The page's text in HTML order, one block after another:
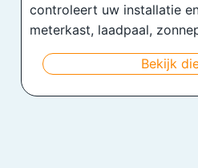
controleert uw installatie
meterkast, laadpaal,
Bekijk